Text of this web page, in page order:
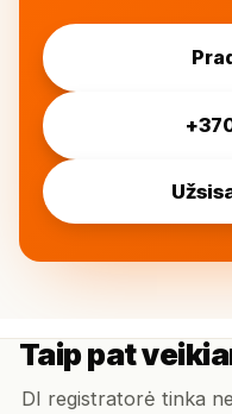
Taip pat
DI registratorė tinka